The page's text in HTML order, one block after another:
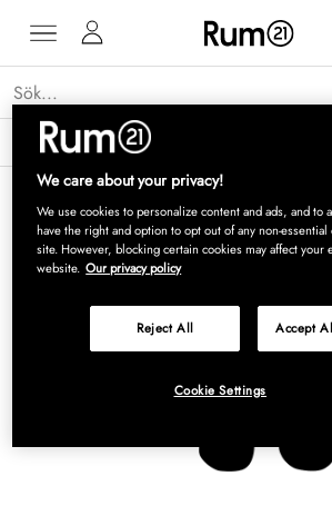
Få 15 % rabatt på Grythyttan Stålmöbler* →
We care about your privacy!
We use cookies to personalize content and ads, and to
have the right and option to opt out of any non-
site. However, blocking certain cookies may affect your
website. Our privacy policy
Reject All Accept
Cookie Settings